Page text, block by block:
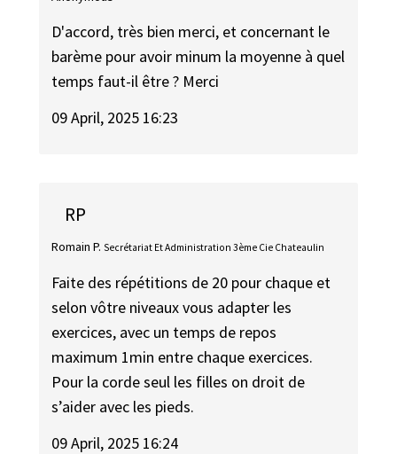
D'accord, très bien merci, et concernant le
barème pour avoir minum la moyenne à quel
temps faut-il être ? Merci
09 April, 2025 16:23
RP
Romain P. Secrétariat Et Administration 3ème Cie Chateaulin
Faite des répétitions de 20 pour chaque et
selon vôtre niveaux vous adapter les
exercices, avec un temps de repos
maximum 1min entre chaque exercices.
Pour la corde seul les filles on droit de
s’aider avec les pieds.
09 April, 2025 16:24